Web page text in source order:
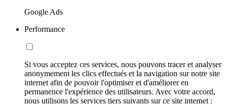
Google Ads
Performance
Si vous acceptez ces services, nous pouvons tracer et analyser
anonymement les clics effectués et la navigation sur notre site
internet afin de pouvoir l'optimiser et d'améliorer en
permanence l'expérience des utilisateurs. Avec votre accord,
nous utilisons les services tiers suivants sur ce site internet :